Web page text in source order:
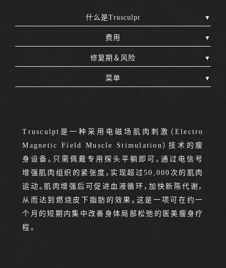
什么是Trusculpt
费用
修复期＆风险
菜单
Trusculpt是一种采用电磁场肌肉刺激（Electro
Magnetic Field Muscle Stimulation）技术的瘦
身设备。只需佩戴专用探头平躺即可，通过电信号
增强肌肉组织的紧张度，实现超过50,000次的肌肉
运动。肌肉增强后可促进血液循环，加快新陈代谢，
从而达到燃烧皮下脂肪的效果。这是一项可在约一
个月的短期内集中改善身体局部松弛的医美瘦身疗
程。